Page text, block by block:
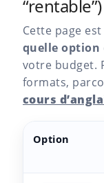
“rentable”)
Cette page
quelle option
votre budget.
formats,
cours
Option